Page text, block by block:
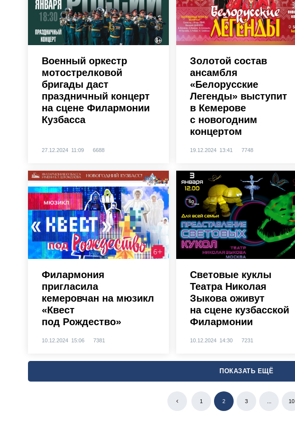
Военный оркестр
мотострелковой
бригады даст
праздничный концерт
на сцене Филармонии
Кузбасса
27.12.2024 11:09 6688
Золотой состав
ансамбля
«Белорусские
Легенды» выступит
в Кемерове
с новогодним
концертом
19.12.2024 13:41 7748
Филармония
пригласила
кемеровчан на мюзикл
«Квест
под Рождество»
10.12.2024 15:06 7381
Световые куклы
Театра Николая
Зыкова оживут
на сцене кузбасской
Филармонии
10.12.2024 14:30 7231
ПОКАЗАТЬ ЕЩЁ
1 2 3 10